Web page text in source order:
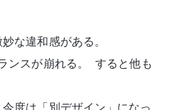
な違和感がある。
ンスが崩れる。 すると他も
度は「別デザイン」になっ